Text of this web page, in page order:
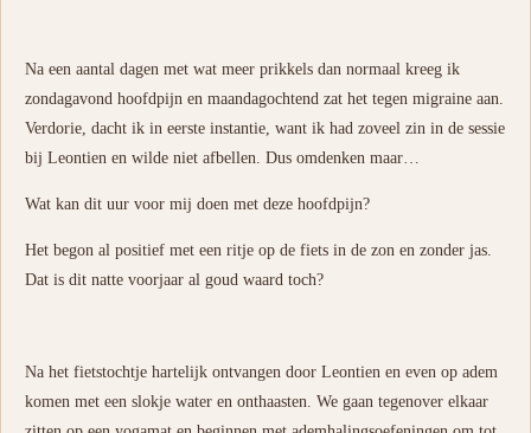
Na een aantal dagen met wat meer prikkels dan normaal kreeg ik
zondagavond hoofdpijn en maandagochtend zat het tegen migraine aan.
Verdorie, dacht ik in eerste instantie, want ik had zoveel zin in de sessie
bij Leontien en wilde niet afbellen. Dus omdenken maar…
Wat kan dit uur voor mij doen met deze hoofdpijn?
Het begon al positief met een ritje op de fiets in de zon en zonder jas.
Dat is dit natte voorjaar al goud waard toch?
Na het fietstochtje hartelijk ontvangen door Leontien en even op adem
komen met een slokje water en onthaasten. We gaan tegenover elkaar